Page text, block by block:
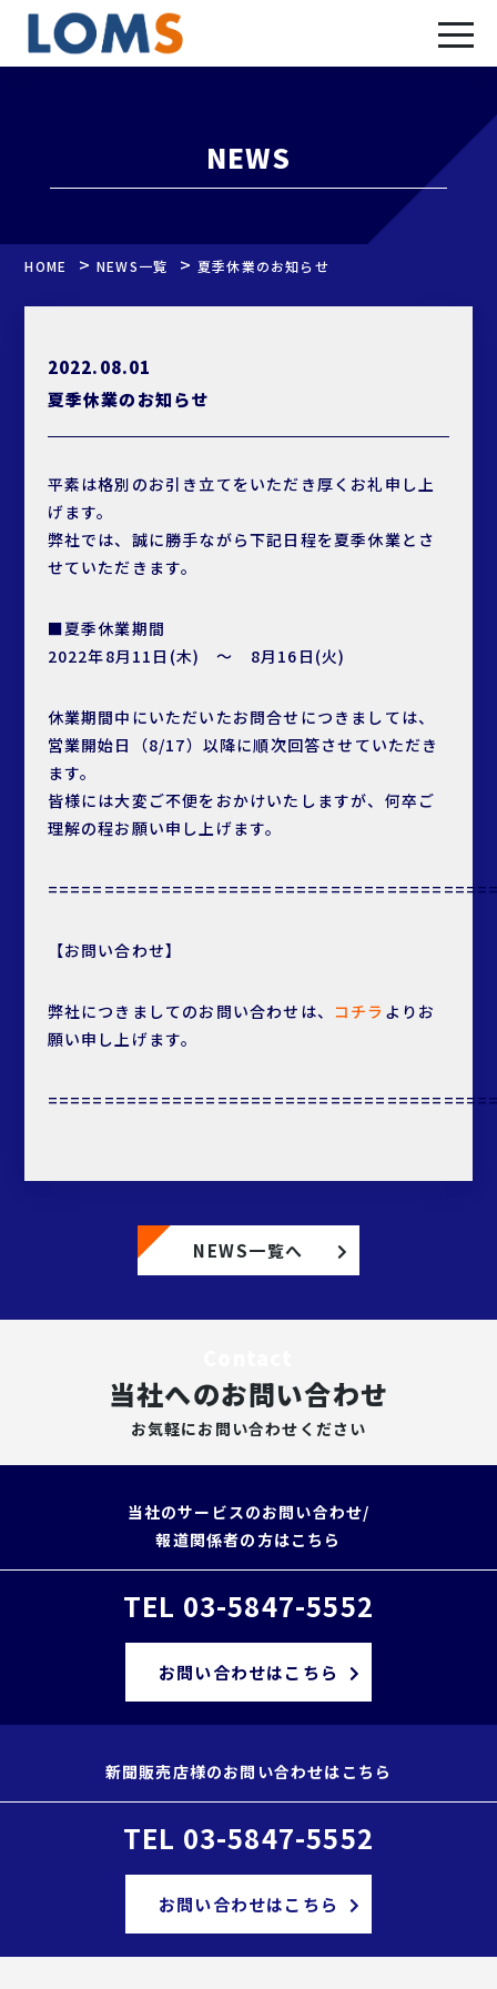
NEWS
HOME >NEWS一覧 >夏季休業のお知らせ
2022.08.01
夏季休業のお知らせ
平素は格別のお引き立てをいただき厚くお礼申し上
げます。
弊社では、誠に勝手ながら下記日程を夏季休業とさ
せていただきます。
■夏季休業期間
2022年8月11日(木) ～ 8月16日(火)
休業期間中にいただいたお問合せにつきましては、
営業開始日（8/17）以降に順次回答させていただき
ます。
皆様には大変ご不便をおかけいたしますが、何卒ご
理解の程お願い申し上げます。
【お問い合わせ】
弊社につきましてのお問い合わせは、 コチラ よりお
願い申し上げます。
NEWS一覧へ
当社へのお問い合わせ
お気軽にお問い合わせください
当社のサービスのお問い合わせ/
報道関係者の方はこちら
TEL 03-5847-5552
お問い合わせはこちら
新聞販売店様のお問い合わせはこちら
TEL 03-5847-5552
お問い合わせはこちら